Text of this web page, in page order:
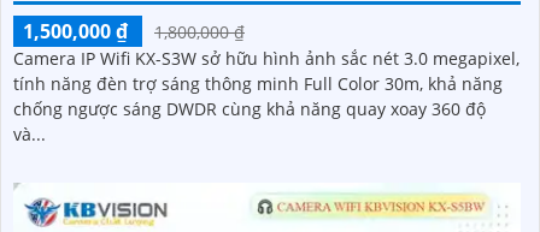
1,500,000 ₫
1,800,000 ₫
Camera IP Wifi KX-S3W sở hữu hình ảnh sắc nét 3.0 megapixel,
tính năng đèn trợ sáng thông minh Full Color 30m, khả năng
chống ngược sáng DWDR cùng khả năng quay xoay 360 độ
và...